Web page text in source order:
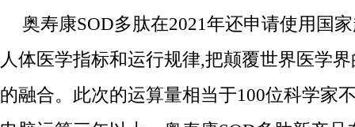
奥寿康SOD多肽在2021年还申请使用国
人体医学指标和运行规律,把颠覆世界医学
的融合。此次的运算量相当于100位科学家